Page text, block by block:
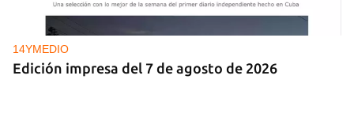
14YMEDIO
Edición impresa del 7 de agosto de 2026